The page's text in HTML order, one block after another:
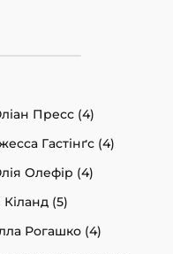
Пресс (4)
Гастінґс (4)
Олефір (4)
Кіланд (5)
Рогашко (4)